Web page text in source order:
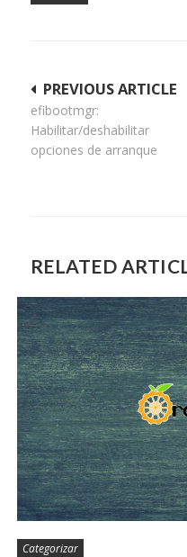
Navegación
de
entradas
PREVIOUS ARTICLE
efibootmgr:
Habilitar/deshabilitar
opciones de arranque
RELATED
Categorizar